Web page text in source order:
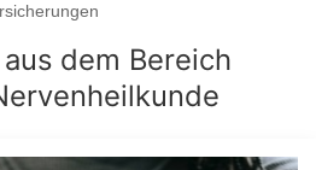
dem Bereich